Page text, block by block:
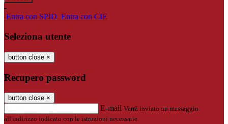
-
Entra con SPID Entra con CIE
Seleziona utente
button close ×
Recupero password
button close ×
E-mail Verrà inviato un messaggio
all'indirizzo indicato con le istruzioni necessarie.